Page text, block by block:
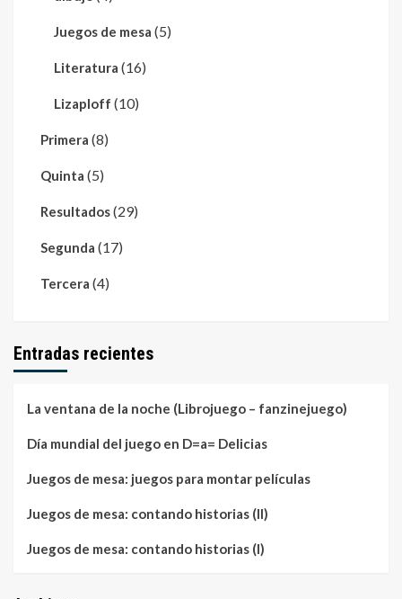
Juegos de mesa (5)
Literatura (16)
Lizaploff (10)
Primera (8)
Quinta (5)
Resultados(29)
Segunda (17)
Tercera (4)
Entradas recientes
La ventana de la noche (Librojuego – fanzinejuego)
Día mundial del juego en D=a= Delicias
Juegos de mesa: juegos para montar películas
Juegos de mesa: contando historias (II)
Juegos de mesa: contando historias (I)